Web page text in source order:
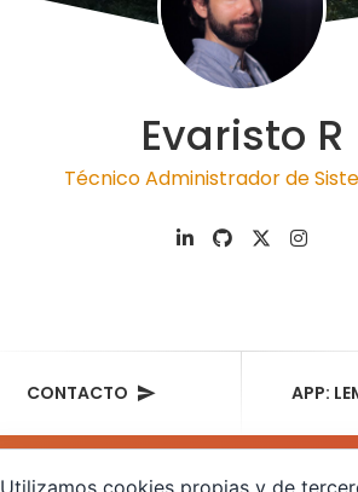
Evaristo R
Técnico Administrador de
CONTACTO APP:
Utilizamos cookies propias y de